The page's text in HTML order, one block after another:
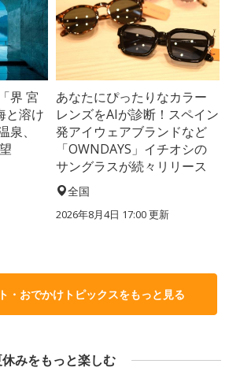
界 宮
と溶け
、
あなたにぴったりなカラー
レンズをAIが診断！スペイン
発アイウェアブランドなど
「OWNDAYS」イチオシの
サングラスが続々リリース
全国
2026年8月4日 17:00更新
・おでかけトピックスをもっと見る
みをもっと楽しむ